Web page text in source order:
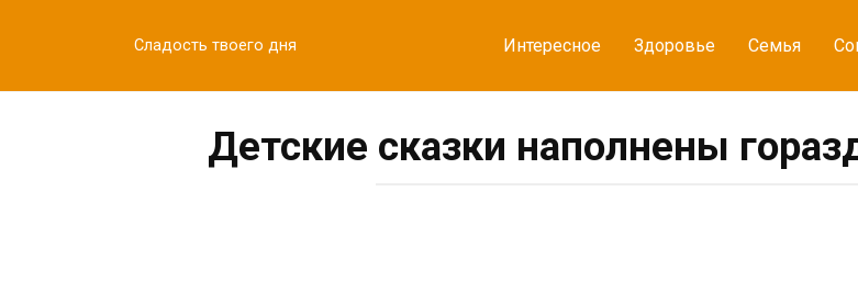
Сладость твоего дня Интересное Здоровье Семья
Детские сказки наполнены